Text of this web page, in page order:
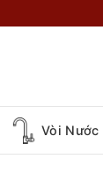
Vòi Nước